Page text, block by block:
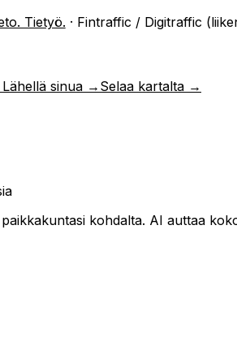
Tietyö. · Fintraffic / Digitraffic
Lähellä sinua → Selaa kartalta →
kohdalta. AI auttaa